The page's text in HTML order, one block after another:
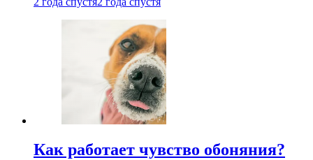
Как работает чувство обоняния?